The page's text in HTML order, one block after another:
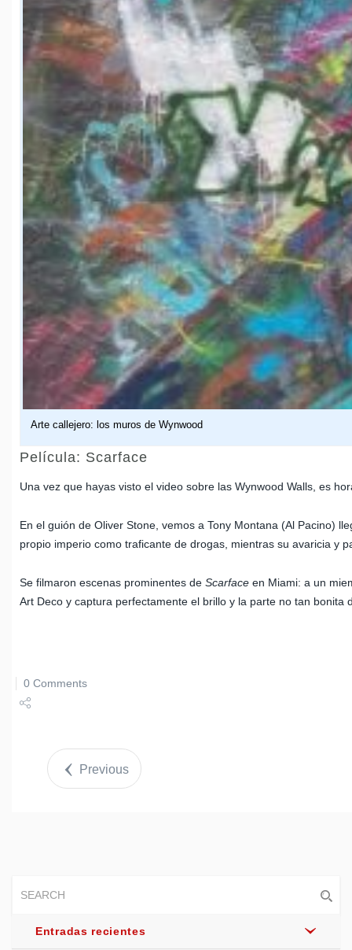
Arte callejero: los muros de Wynwood
Película: Scarface
Una vez que hayas visto el video sobre las Wynwood Walls, es
En el guión de Oliver Stone, vemos a Tony Montana (Al Pacino)
propio imperio como traficante de drogas, mientras su avaricia y
Se filmaron escenas prominentes de Scarface en Miami: a un
Art Deco y captura perfectamente el brillo y la parte no tan bonita
0 Comments
Tweet
Previous
Entradas recientes